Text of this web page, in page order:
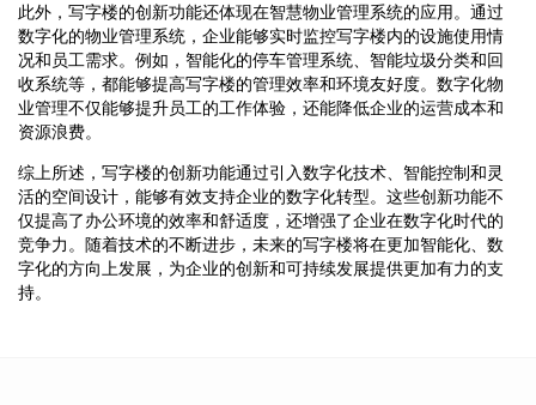
此外，写字楼的创新功能还体现在智慧物业管理系统的应用。通过
数字化的物业管理系统，企业能够实时监控写字楼内的设施使用情
况和员工需求。例如，智能化的停车管理系统、智能垃圾分类和回
收系统等，都能够提高写字楼的管理效率和环境友好度。数字化物
业管理不仅能够提升员工的工作体验，还能降低企业的运营成本和
资源浪费。
综上所述，写字楼的创新功能通过引入数字化技术、智能控制和灵
活的空间设计，能够有效支持企业的数字化转型。这些创新功能不
仅提高了办公环境的效率和舒适度，还增强了企业在数字化时代的
竞争力。随着技术的不断进步，未来的写字楼将在更加智能化、数
字化的方向上发展，为企业的创新和可持续发展提供更加有力的支
持。